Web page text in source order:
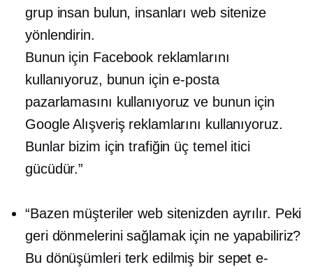
grup insan bulun, insanları web sitenize
yönlendirin.
Bunun için Facebook reklamlarını
kullanıyoruz, bunun için e-posta
pazarlamasını kullanıyoruz ve bunun için
Google Alışveriş reklamlarını kullanıyoruz.
Bunlar bizim için trafiğin üç temel itici
gücüdür.”
“Bazen müşteriler web sitenizden ayrılır. Peki
geri dönmelerini sağlamak için ne yapabiliriz?
Bu dönüşümleri terk edilmiş bir sepet e-